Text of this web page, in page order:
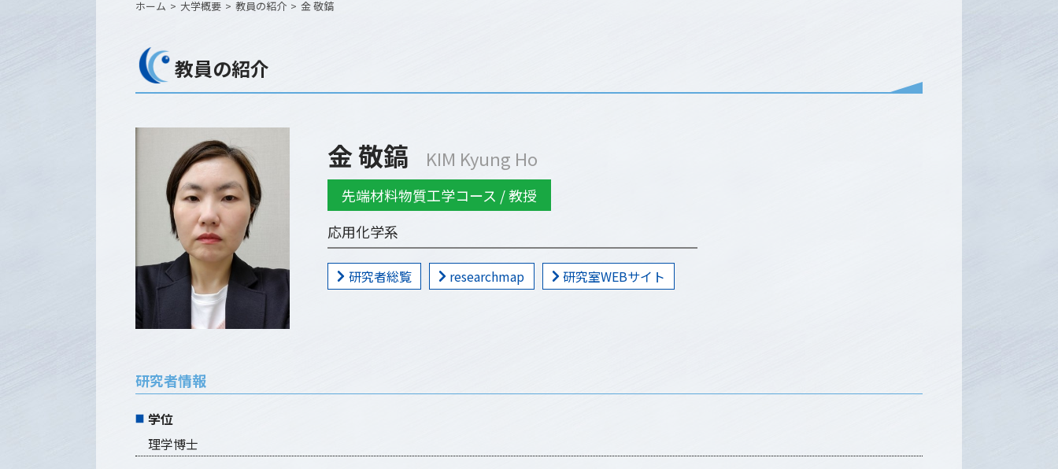
ホーム 大学概要 教員の紹介 金 敬鎬
教員の紹介
金 敬鎬 KIM Kyung Ho
先端材料物質工学コース / 教授
応用化学系
研究者総覧 researchmap 研究室WEBサイト
研究者情報
学位
理学博士